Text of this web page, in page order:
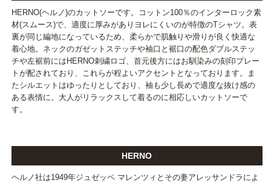
HERNO(ヘルノ)のカットソーです。コットン100％のインターロック素
材(スムース)で、適度に厚みがありヨレにくいのが特徴のTシャツ。表
裏が同じ編地になっているため、柔らかで肌触りや滑りが良く快適な
着心地。ネックのガゼットステッチや袖口と裾口の配色ダブルステッ
チや左裾前にはHERNO刺繍ロゴ、首元後方にはお馴染みの刻印プレー
トが配されており、これらが程よいアクセントとなっております。ま
たシルエットはゆったりとしており、袖も少し長めで適度な抜け感の
ある表情に。大人がリラックスして着るのに相応しいカットソーで
す。
HERNO
ヘルノ社は1949年ジュゼッペ マレンツィとその妻アレッサンドラによ